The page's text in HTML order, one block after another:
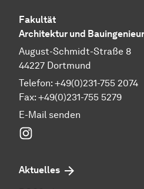
Fakultät
Architektur und
August-Schmidt-Straße 8
44227 Dortmund
Telefon: +49(0)231-755 2074
Fax: +49(0)231-755 5279
E-Mail senden
Aktuelles